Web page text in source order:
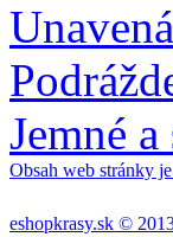
Jemné
Obsah web stránky
eshopkrasy.sk ©